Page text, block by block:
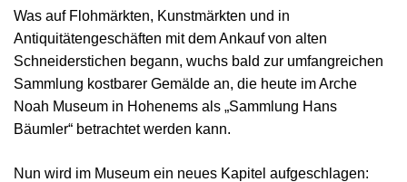
Was auf Flohmärkten, Kunstmärkten und in
Antiquitätengeschäften mit dem Ankauf von alten
Schneiderstichen begann, wuchs bald zur umfangreichen
Sammlung kostbarer Gemälde an, die heute im Arche
Noah Museum in Hohenems als „Sammlung Hans
Bäumler“ betrachtet werden kann.
Nun wird im Museum ein neues Kapitel aufgeschlagen: